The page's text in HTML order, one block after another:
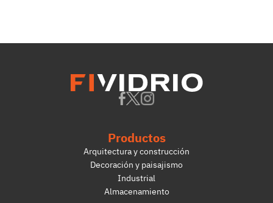
Productos
Arquitectura y construcción
Decoración y paisajismo
Industrial
Almacenamiento